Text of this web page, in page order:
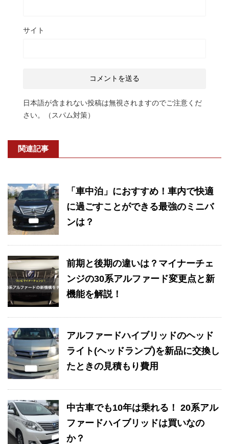
サイト
日本語が含まれない投稿は無視されますのでご注意くだ
さい。（スパム対策）
関連記事
「車中泊」におすすめ！車内で快適
に過ごすことができる最強のミニバ
ンは？
前期と後期の違いは？マイナーチェ
ンジの30系アルファード変更点と新
機能を解説！
アルファードハイブリッドのヘッド
ライト(ヘッドランプ)を新品に交換し
たときの見積もり費用
中古車でも10年は乗れる！ 20系アル
ファードハイブリッドは買いなの
か？